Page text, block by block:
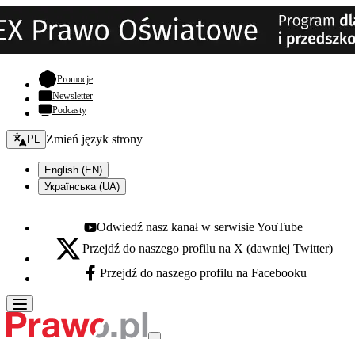
Promocje- otwiera się w nowej karcie
Newsletter
Podcasty
Zmień język - bieżący:
PL Zmień język strony
English (EN)
Українська (UA)
Youtube - otwiera się w nowej karcie
Odwiedź nasz kanał w serwisie YouTube
X - otwiera się w nowej karcie
Przejdź do naszego profilu na X (dawniej Twitter)
Facebook - otwiera się w nowej karcie
Przejdź do naszego profilu na Facebooku